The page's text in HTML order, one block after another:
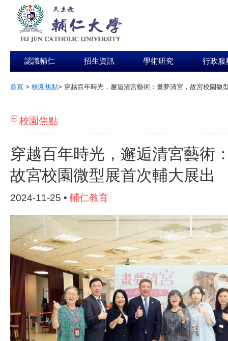
認識輔仁 招生資訊 學術研究 行政服
首頁 > 校園焦點> 穿越百年時光，邂逅清宮藝術：畫夢清宮，故宮校園微
校園焦點
穿越百年時光，邂逅清宮藝術
故宮校園微型展首次輔大展出
2024-11-25 • 輔仁教育